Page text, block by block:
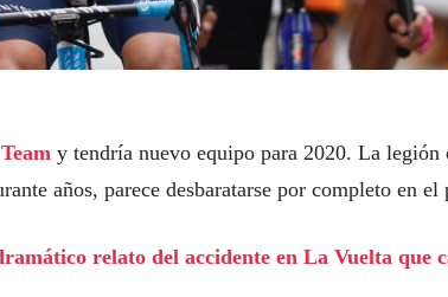
y tendría nuevo equipo para 2020. La legión
años, parece desbaratarse por completo en
relato del accidente en La Vuelta que